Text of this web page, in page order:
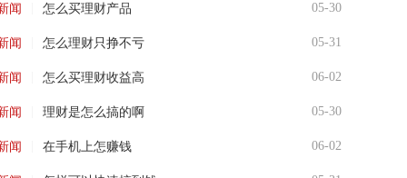
闻 怎么买理财产品 05-30
闻 怎么理财只挣不亏 05-31
闻 怎么买理财收益高 06-02
闻 理财是怎么搞的啊 05-30
闻 在手机上怎赚钱 06-02